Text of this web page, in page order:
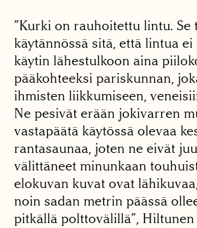
”Kurki on rauhoitettu lintu. Se
käytännössä sitä, että lintua
käytin lähestulkoon aina
pääkohteeksi pariskunnan,
ihmisten liikkumiseen,
Ne pesivät erään jokivarren
vastapäätä käytössä olevaa
rantasaunaa, joten ne eivät
välittäneet minunkaan
elokuvan kuvat ovat
noin sadan metrin päässä
pitkällä polttovälillä”, Hiltunen